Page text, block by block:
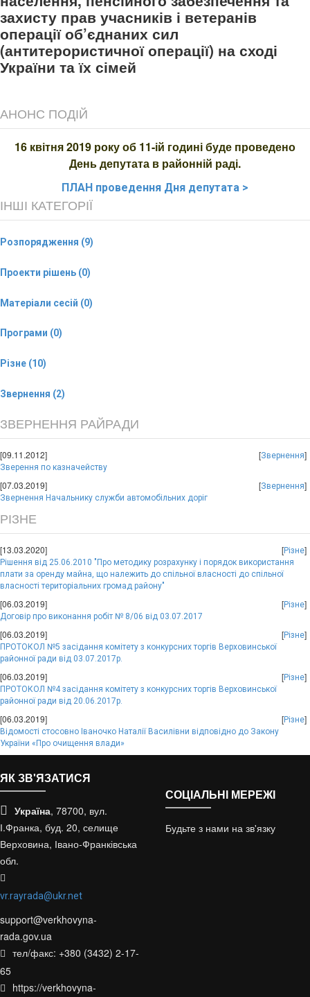
захисту прав учасників і ветеранів
операції об’єднаних сил
(антитерористичної операції) на сході
України та їх сімей
АНОНС ПОДІЙ
16 квітня 2019 року об 11-ій годині буде проведено
День депутата в районній раді.
ПЛАН проведення Дня депутата >
ІНШІ КАТЕГОРІЇ
Розпорядження (9)
Проекти рішень (0)
Матеріали сесій (0)
Програми (0)
Різне (10)
Звернення (2)
ЗВЕРНЕННЯ РАЙРАДИ
[09.11.2012] [Звернення]
Зверення по казначейству
[07.03.2019] [Звернення]
Звернення Начальнику служби автомобільних доріг
РІЗНЕ
[13.03.2020] [Різне]
Рішення від 25.06.2010 "Про методику розрахунку і порядок використання
плати за оренду майна, що належить до спільної власності до спільної
власності територіальних громад району"
[06.03.2019] [Різне]
Договір про виконання робіт № 8/06 від 03.07.2017
[06.03.2019] [Різне]
ПРОТОКОЛ №5 засідання комітету з конкурсних торгів Верховинської
районної ради від 03.07.2017р.
[06.03.2019] [Різне]
ПРОТОКОЛ №4 засідання комітету з конкурсних торгів Верховинської
районної ради від 20.06.2017р.
[06.03.2019] [Різне]
Відомості стосовно Іваночко Наталії Василівни відповідно до Закону
України «Про очищення влади»
ЯК ЗВ'ЯЗАТИСЯ
Україна, 78700, вул.
І.Франка, буд. 20, селище
Верховина, Івано-Франківська
обл.
vr.rayrada@ukr.net
support@verkhovyna-
rada.gov.ua
тел/факс: +380 (3432) 2-17-
65
https://verkhovyna-
СОЦІАЛЬНІ МЕРЕЖІ
Будьте з нами на зв'язку